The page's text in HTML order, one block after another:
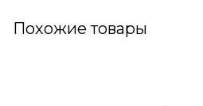
Похожие товары